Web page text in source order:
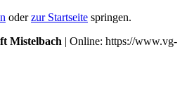
oderzur Startseite springen.
Mistelbach | Online: https://www.vg-